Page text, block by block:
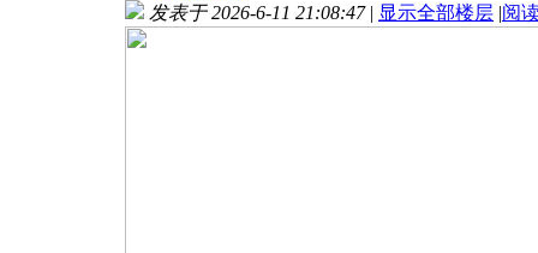
发表于 2026-6-11 21:08:47 | 显示全部楼层 |阅